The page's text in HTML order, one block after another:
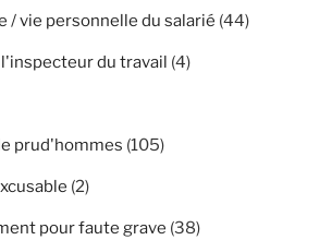
/ vie personnelle du salarié (44)
du travail (4)
prud'hommes (105)
(2)
pour faute grave (38)